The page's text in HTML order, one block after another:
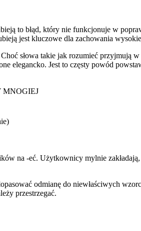
to błąd, który nie funkcjonuje w
jest kluczowe dla zachowania
słowa takie jak rozumieć przyjmują
elegancko. Jest to częsty powód
MNOGIEJ
na -eć. Użytkownicy mylnie
odmianę do niewłaściwych
przestrzegać.